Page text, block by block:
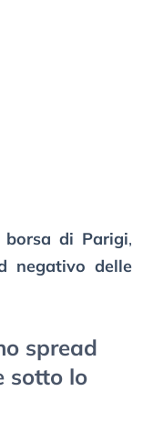
borsa di Parigi,
negativo delle
spread
sotto lo